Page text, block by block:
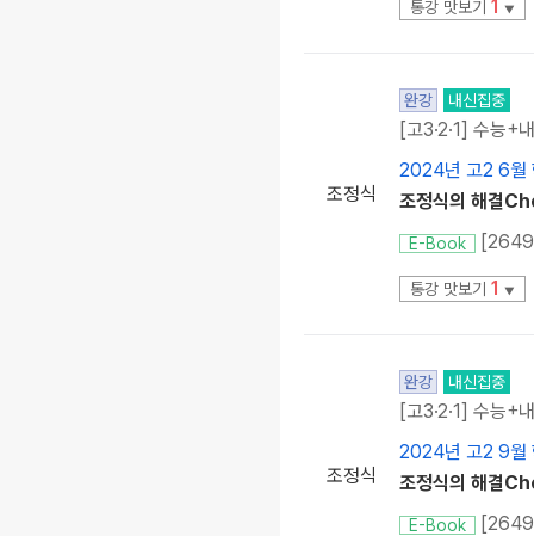
통강 맛보기 1 ▼
조정식
완강 내신집중
[고3·2·1] 수능+
2024년 고2 6월
조정식의 해결
E-Book
통강 맛보기 1 ▼
조정식
완강 내신집중
[고3·2·1] 수능+
2024년 고2 9월
조정식의 해결
E-Book